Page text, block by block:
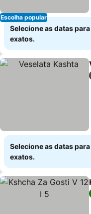
Escolha popular
Selecione as datas
exatos.
Selecione as datas
exatos.